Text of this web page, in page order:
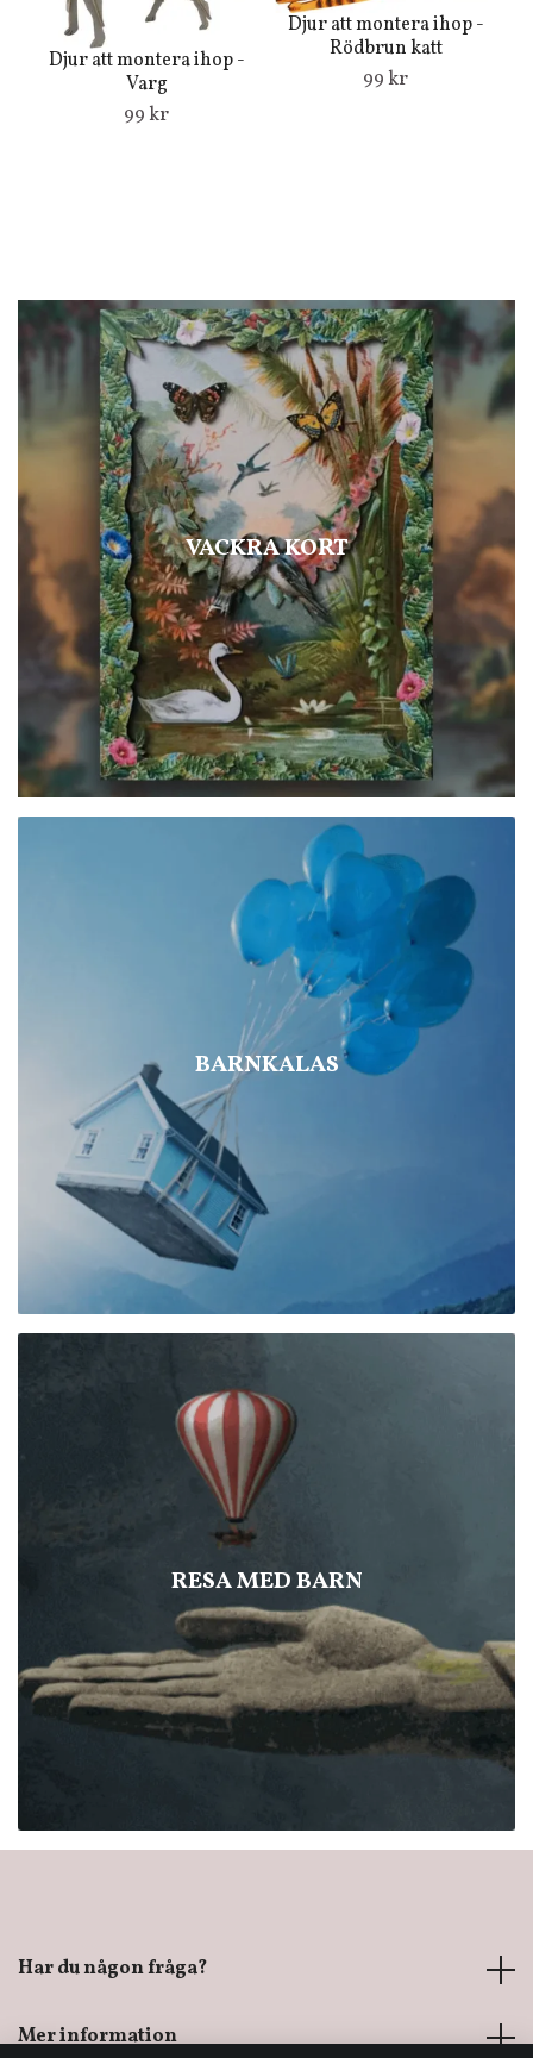
VACKRA KORT
BARNKALAS
RESA MED BARN
Djur att montera ihop -
Varg
99 kr
Djur att montera ihop -
Rödbrun katt
99 kr
Har du någon fråga?
Mer information